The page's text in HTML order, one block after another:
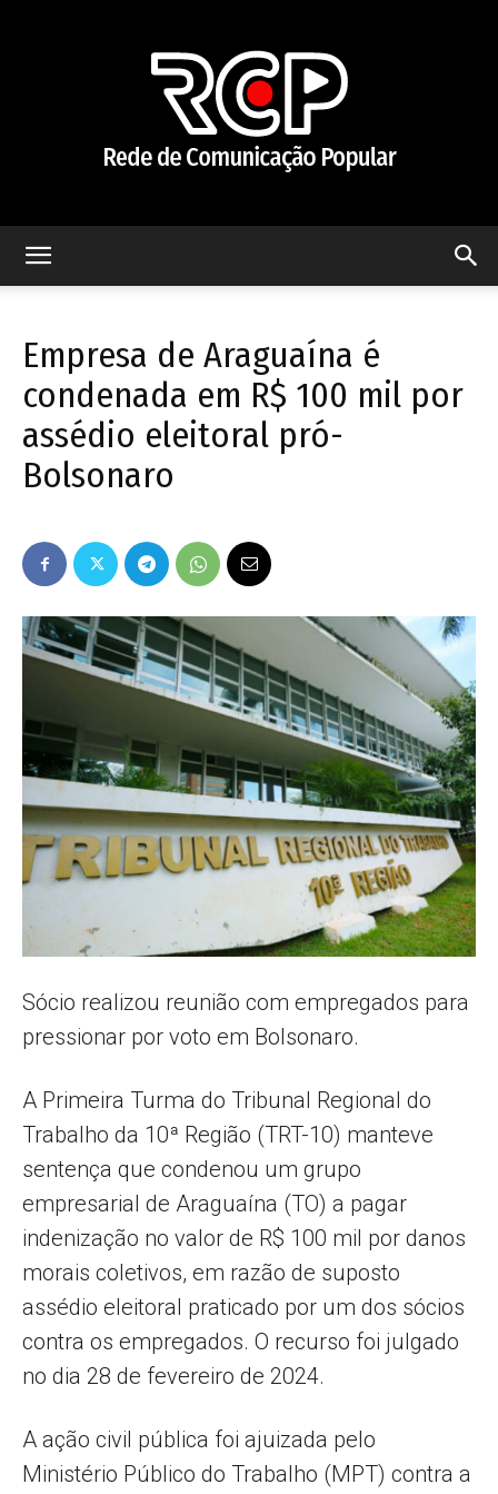
de
Popular
–
AL
Empresa de Araguaína é
condenada em R$ 100 mil por
assédio eleitoral pró-
Bolsonaro
Sócio realizou reunião com empregados para
pressionar por voto em Bolsonaro.
A Primeira Turma do Tribunal Regional do
Trabalho da 10ª Região (TRT-10) manteve
sentença que condenou um grupo
empresarial de Araguaína (TO) a pagar
indenização no valor de R$ 100 mil por danos
morais coletivos, em razão de suposto
assédio eleitoral praticado por um dos sócios
contra os empregados. O recurso foi julgado
no dia 28 de fevereiro de 2024.
A ação civil pública foi ajuizada pelo
Ministério Público do Trabalho (MPT) contra a